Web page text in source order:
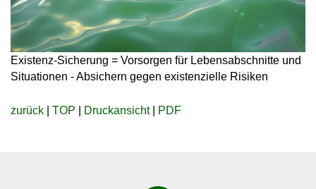
Existenz-Sicherung = Vorsorgen für Lebensabschnitte und
Situationen - Absichern gegen existenzielle Risiken
zurück TOP Druckansicht| PDF